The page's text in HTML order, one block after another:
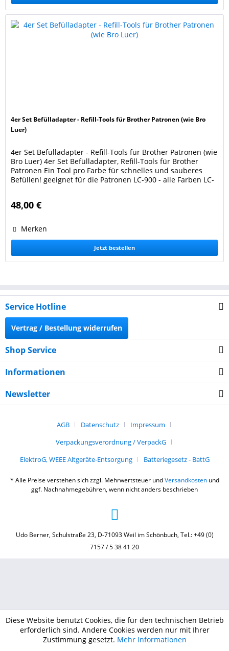
4er Set Befülladapter - Refill-Tools für Brother Patronen (wie Bro
Luer)
4er Set Befülladapter - Refill-Tools für Brother Patronen (wie
Bro Luer) 4er Set Befülladapter, Refill-Tools für Brother
Patronen Ein Tool pro Farbe für schnelles und sauberes
Befüllen! geeignet für die Patronen LC-900 - alle Farben LC-
Farben LC-1240 - alle...
48,00 €
Merken
Jetzt bestellen
Service Hotline
Vertrag / Bestellung widerrufen
Shop Service
Informationen
Newsletter
AGB Datenschutz
Impressum
Verpackungsverordnung / VerpackG
ElektroG, WEEE Altgeräte-Entsorgung
Batteriegesetz - BattG
* Alle Preise verstehen sich zzgl. Mehrwertsteuer undVersandkostenund
ggf. Nachnahmegebühren, wenn nicht anders beschrieben
Udo Berner, Schulstraße 23, D-71093 Weil im Schönbuch, Tel.: +49 (0)
7157 / 5 38 41 20
Diese Website benutzt Cookies, die für den technischen Betrieb
erforderlich sind. Andere Cookies werden nur mit Ihrer
Zustimmung gesetzt. Mehr Informationen